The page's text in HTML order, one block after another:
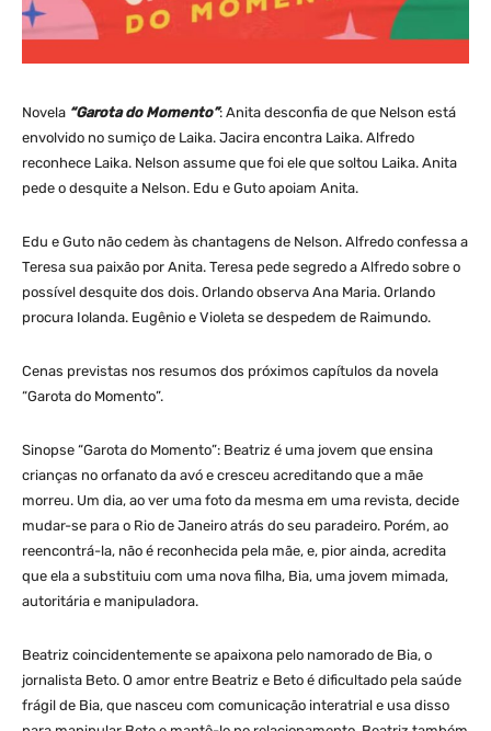
Novela “Garota do Momento”: Anita desconfia de que Nelson está
envolvido no sumiço de Laika. Jacira encontra Laika. Alfredo
reconhece Laika. Nelson assume que foi ele que soltou Laika. Anita
pede o desquite a Nelson. Edu e Guto apoiam Anita.
Edu e Guto não cedem às chantagens de Nelson. Alfredo confessa a
Teresa sua paixão por Anita. Teresa pede segredo a Alfredo sobre o
possível desquite dos dois. Orlando observa Ana Maria. Orlando
procura Iolanda. Eugênio e Violeta se despedem de Raimundo.
Cenas previstas nos resumos dos próximos capítulos da novela
“Garota do Momento”.
Sinopse “Garota do Momento”: Beatriz é uma jovem que ensina
crianças no orfanato da avó e cresceu acreditando que a mãe
morreu. Um dia, ao ver uma foto da mesma em uma revista, decide
mudar-se para o Rio de Janeiro atrás do seu paradeiro. Porém, ao
reencontrá-la, não é reconhecida pela mãe, e, pior ainda, acredita
que ela a substituiu com uma nova filha, Bia, uma jovem mimada,
autoritária e manipuladora.
Beatriz coincidentemente se apaixona pelo namorado de Bia, o
jornalista Beto. O amor entre Beatriz e Beto é dificultado pela saúde
frágil de Bia, que nasceu com comunicação interatrial e usa disso